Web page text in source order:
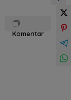
Komentar